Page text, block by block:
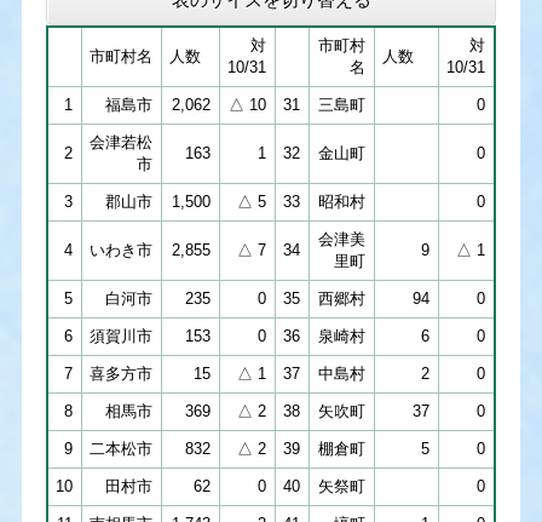
市町村名 人数
対
10/31
市町村
名
人数
対
10/31
1 福島市 2,062 △ 10 31 三島町 0
2
会津若松
市
163 1 32 金山町 0
3 郡山市 1,500 △ 5 33 昭和村 0
4 いわき市 2,855 △ 7 34
会津美
里町
9 △ 1
5 白河市 235 0 35 西郷村 94 0
6 須賀川市 153 0 36 泉崎村 6 0
7 喜多方市 15 △ 1 37 中島村 2 0
8 相馬市 369 △ 2 38 矢吹町 37 0
9 二本松市 832 △ 2 39 棚倉町 5 0
10 田村市 62 0 40 矢祭町 0